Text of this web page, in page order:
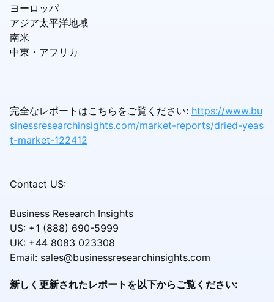
ヨーロッパ
アジア太平洋地域
南米
中東・アフリカ
完全なレポートはこちらをご覧ください: https://www.bu
sinessresearchinsights.com/market-reports/dried-yeas
t-market-122412
Contact US:
Business Research Insights
US: +1 (888) 690-5999
UK: +44 8083 023308
Email: sales@businessresearchinsights.com
新しく更新されたレポートを以下からご覧ください: